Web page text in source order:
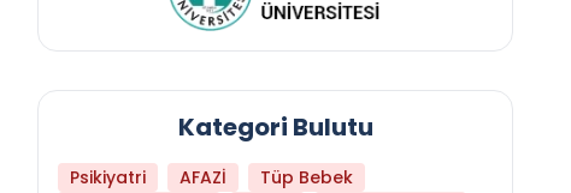
Kategori Bulutu
Psikiyatri AFAZİ
Tüp Bebek